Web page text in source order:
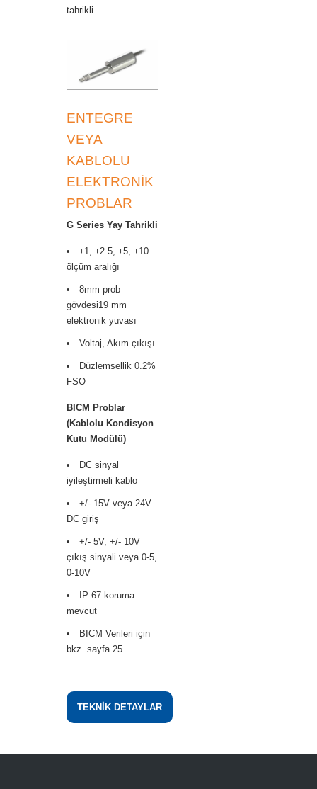
tahrikli
ENTEGRE
VEYA
KABLOLU
ELEKTRONİK
PROBLAR
G Series Yay Tahrikli
±1, ±2.5, ±5, ±10
ölçüm aralığı
8mm prob
gövdesi19 mm
elektronik yuvası
Voltaj, Akım çıkışı
Düzlemsellik 0.2%
FSO
BICM Problar
(Kablolu Kondisyon
Kutu Modülü)
DC sinyal
iyileştirmeli kablo
+/- 15V veya 24V
DC giriş
+/- 5V, +/- 10V
çıkış sinyali veya 0-5,
0-10V
IP 67 koruma
mevcut
BICM Verileri için
bkz. sayfa 25
TEKNİK DETAYLAR